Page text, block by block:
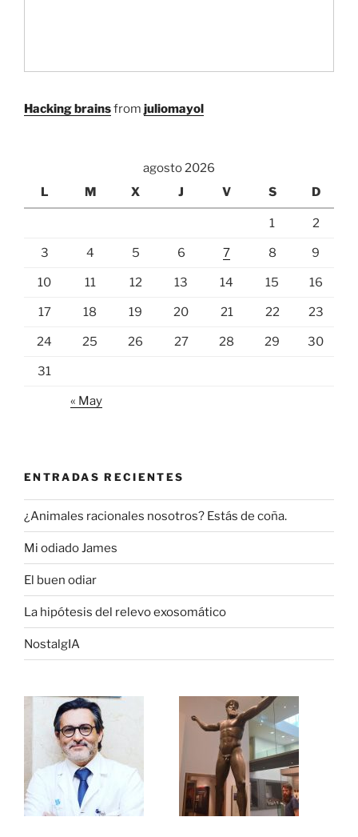
Hacking brainsfrom juliomayol
agosto 2026
L
M X J V S D
1 2
3 4 5 6 7 8 9
10 11 12 13 14 15 16
17 18 19 20 21 22 23
24 25 26 27 28 29 30
31
« May
ENTRADAS RECIENTES
¿Animales racionales nosotros? Estás de coña.
Mi odiado James
El buen odiar
La hipótesis del relevo exosomático
NostalgIA